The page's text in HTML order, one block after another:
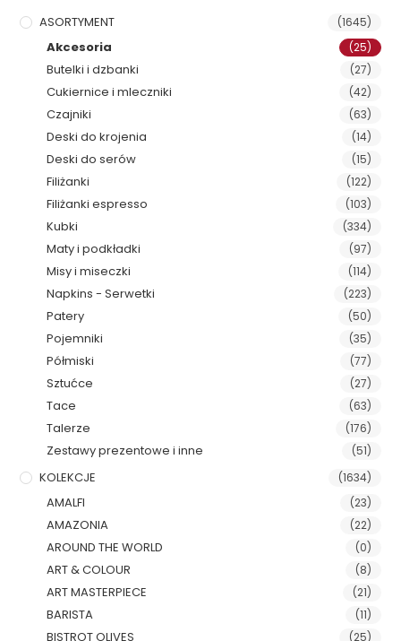
ASORTYMENT
(1645)
Akcesoria (25)
Butelki i dzbanki (27)
Cukiernice i mleczniki (42)
Czajniki (63)
Deski do krojenia (14)
Deski do serów (15)
Filiżanki (122)
Filiżanki espresso (103)
Kubki (334)
Maty i podkładki (97)
Misy i miseczki (114)
Napkins - Serwetki (223)
Patery (50)
Pojemniki (35)
Półmiski (77)
Sztućce (27)
Tace (63)
Talerze (176)
Zestawy prezentowe i inne (51)
KOLEKCJE (1634)
AMALFI (23)
AMAZONIA (22)
AROUND THE WORLD (0)
ART & COLOUR (8)
ART MASTERPIECE (21)
BARISTA (11)
BISTROT OLIVES (25)